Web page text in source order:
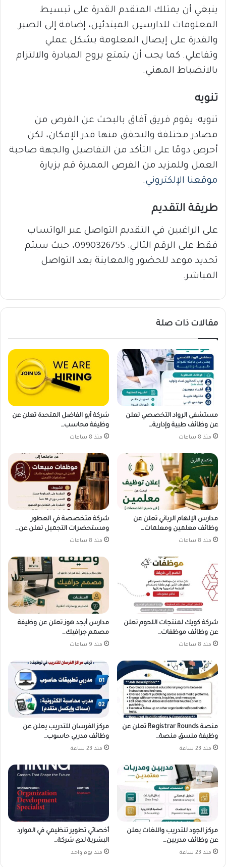
ينبغي أن يمتلك المتقدم القدرة على تبسيط
المعلومات للدارسين المبتدئين، إضافة إلى الصبر
والقدرة على إيصال المعلومة بشكل عملي
وتفاعلي. كما يجب أن يتمتع بروح المبادرة والالتزام
بالانضباط المهني.
تنويه
تنويه: يقوم فريق آفاق بالبحث عن الفرص من
مصادر مختلفة والتحقق منها قدر الإمكان، لكن
أحرص دومًا على التأكد من التفاصيل والجهة صاحبة
العمل وللمزيد من الفرص المميزة قم بزيارة
موقعنا الإلكتروني.
طريقة التقديم
على الراغبين في التقديم التواصل عبر الواتساب
فقط على الرقم التالي: 0990326755، حيث سيتم
تحديد موعد للحضور والمعاينة بعد التواصل
المباشر.
مقالات ذات صلة
مستشفى الرواد التخصصي تعلن
عن وظائف طبية وإدارية…
منذ 8 ساعات
شركة أبو الفاضل المتحدة تعلن عن
وظيفة محاسب…
منذ 8 ساعات
مدارس الإلهام الرباني تعلن عن
وظائف معلمين ومعلمات…
منذ 8 ساعات
شركة متخصصة في العطور
ومستحضرات التجميل تعلن عن…
منذ 8 ساعات
شركة كويك لمنتجات اللحوم تعلن
عن وظائف موظفات…
منذ 8 ساعات
مدارس أبجد هوز تعلن عن وظيفة
مصمم جرافيك…
منذ 9 ساعات
منصة Registrar Rounds تعلن عن
وظيفة منسق منصة…
منذ 23 ساعة
مركز الفرسان للتدريب يعلن عن
وظائف مدربي حاسوب…
منذ 23 ساعة
مركز الجود للتدريب واللغات يعلن
عن وظائف مدربين…
منذ 23 ساعة
أخصائي تطوير تنظيمي في الموارد
البشرية لدى شركة…
منذ يوم واحد